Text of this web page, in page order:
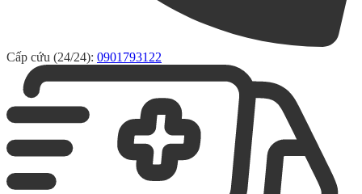
Cấp cứu (24/24): 0901793122